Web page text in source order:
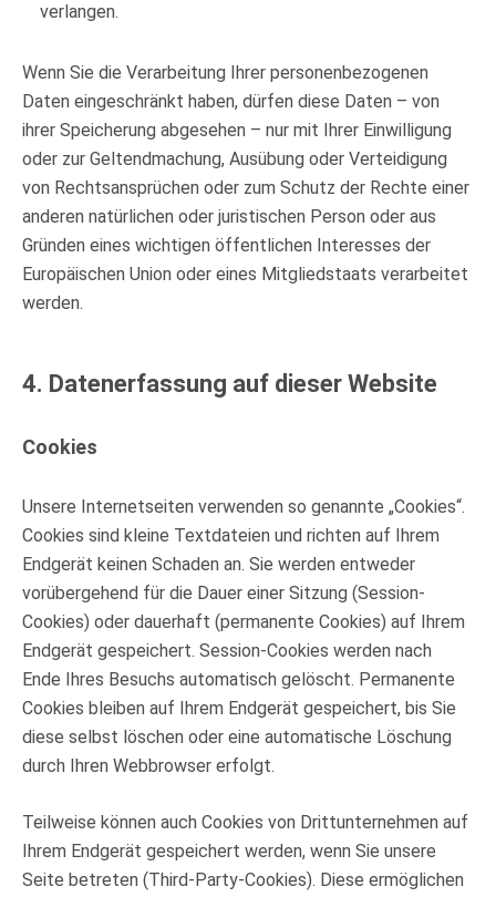
verlangen.
Wenn Sie die Verarbeitung Ihrer personenbezogenen
Daten eingeschränkt haben, dürfen diese Daten – von
ihrer Speicherung abgesehen – nur mit Ihrer Einwilligung
oder zur Geltendmachung, Ausübung oder Verteidigung
von Rechtsansprüchen oder zum Schutz der Rechte einer
anderen natürlichen oder juristischen Person oder aus
Gründen eines wichtigen öffentlichen Interesses der
Europäischen Union oder eines Mitgliedstaats verarbeitet
werden.
4. Datenerfassung auf dieser Website
Cookies
Unsere Internetseiten verwenden so genannte „Cookies“.
Cookies sind kleine Textdateien und richten auf Ihrem
Endgerät keinen Schaden an. Sie werden entweder
vorübergehend für die Dauer einer Sitzung (Session-
Cookies) oder dauerhaft (permanente Cookies) auf Ihrem
Endgerät gespeichert. Session-Cookies werden nach
Ende Ihres Besuchs automatisch gelöscht. Permanente
Cookies bleiben auf Ihrem Endgerät gespeichert, bis Sie
diese selbst löschen oder eine automatische Löschung
durch Ihren Webbrowser erfolgt.
Teilweise können auch Cookies von Drittunternehmen auf
Ihrem Endgerät gespeichert werden, wenn Sie unsere
Seite betreten (Third-Party-Cookies). Diese ermöglichen